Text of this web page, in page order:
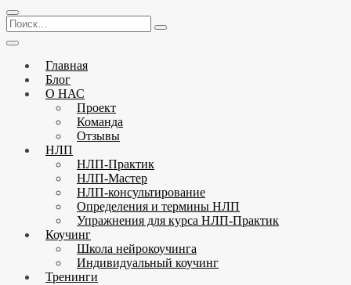
Поиск…
Главная
Блог
О НАС
Проект
Команда
Отзывы
НЛП
НЛП-Практик
НЛП-Мастер
НЛП-консультирование
Определения и термины НЛП
Упражнения для курса НЛП-Практик
Коучинг
Школа нейрокоучинга
Индивидуальный коучинг
Тренинги